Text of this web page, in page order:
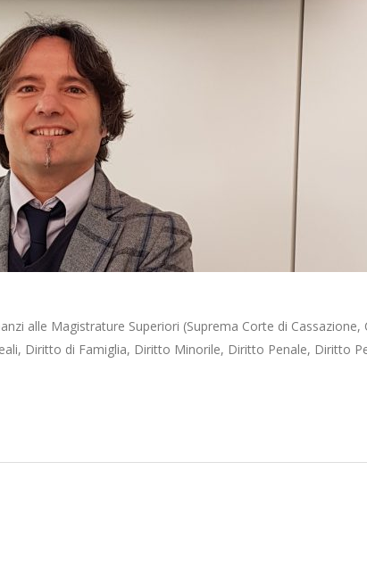
alle Magistrature Superiori (Suprema Corte di
Diritto di Famiglia, Diritto Minorile, Diritto Penale, Diritto